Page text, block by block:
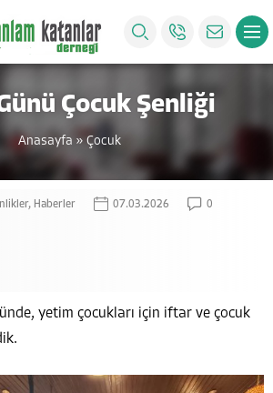
Çocuk Şenliği
Anasayfa » Çocuk
, Haberler 07.03.2026 0
yetim çocukları için iftar ve çocuk